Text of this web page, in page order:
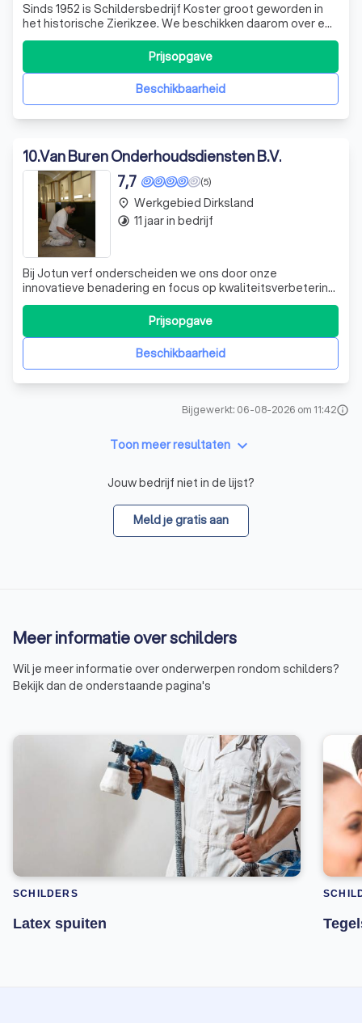
Sinds 1952 is Schildersbedrijf Koster groot geworden in
het historische Zierikzee. We beschikken daarom over een
brede ervaring op het gebeid van schilderwerk voor
monumentale gebouwen en woningen. Onlangs is
Schildersbedrijf Koster overgenomen door
Schildersbedrijf Noom uit Sint Maartensdijk; een
Beschikbaarheid
Prijsopgave
10.Van Buren Onderhoudsdiensten B.V.
(5)
7,7
Bij Jotun verf onderscheiden we ons door onze
innovatieve benadering en focus op kwaliteitsverbetering.
Als Noorse producent van verf met wereldwijde
erkenning, zijn we trots op onze groeiende populariteit in
Nederland. Ontdek de mogelijkheden voor uw project en
vraag vandaag nog een gratis offerte
Beschikbaarheid
Prijsopgave
place Werkgebied Dirksland
timelapse 11 jaar in bedrijf
Bijgewerkt: 06-08-2026 om 11:42info
Toon meer resultaten keyboard_arrow_down
Jouw bedrijf niet in de lijst?
Meld je gratis aan
Meer informatie over schilders
Wil je meer informatie over onderwerpen rondom schilders?
Bekijk dan de onderstaande pagina's
SCHILDERS
Latex spuiten